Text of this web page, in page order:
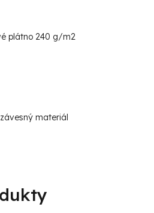
plátno 240 g/m2
materiál